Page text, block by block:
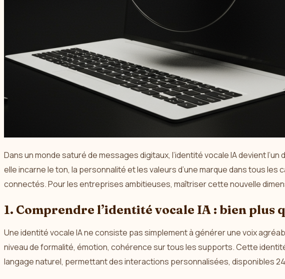
Dans un monde saturé de messages digitaux, l’identité vocale IA devient
elle incarne le ton, la personnalité et les valeurs d’une marque dans tous
connectés. Pour les entreprises ambitieuses, maîtriser cette nouvelle
1. Comprendre l’identité vocale IA : bien plus
Une identité vocale IA ne consiste pas simplement à générer une voix
niveau de formalité, émotion, cohérence sur tous les supports. Cette
langage naturel, permettant des interactions personnalisées, disponibles